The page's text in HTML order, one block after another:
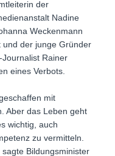
der
Nadine
Weckenmann
der junge Gründer
Journalist Rainer
eines Verbots.
mit
Aber das Leben geht
wichtig, auch
zu vermitteln.
Bildungsminister